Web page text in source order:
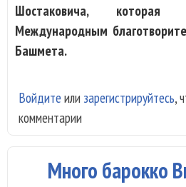
Шостаковича,
Международным
Башмета.
Войдите или зарегистрируйтесь,
комментарии
Много барокко